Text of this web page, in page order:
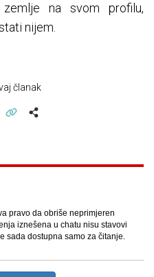
na svom profilu,
nijem.
članak
pravo da obriše neprimjeren
iznešena u chatu nisu stavovi
sada dostupna samo za čitanje.